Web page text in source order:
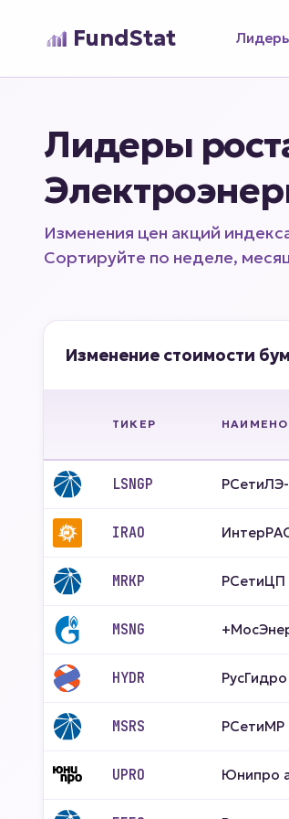
FundStat
Лидеры
Изменения цен акций
Сортируйте по неделе,
Изменение стоимости
ТИКЕР
LSNGP
IRAO
MRKP РСетиЦП
MSNG
HYDR РусГидро
MSRS РСетиМР
UPRO Юнипро